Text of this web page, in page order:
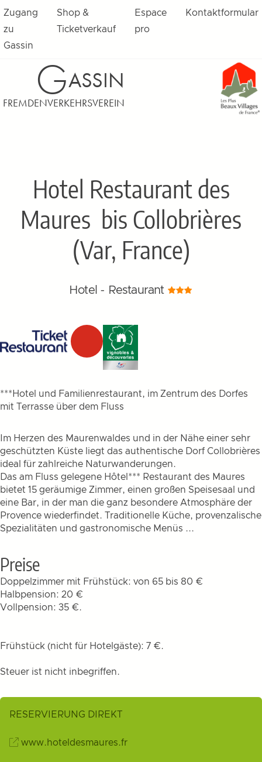
Zugang
zu
Gassin
Shop &
Ticketverkauf
Espace
pro
Kontaktformular
GASSIN
FREMDENVERKEHRSVEREIN
Hotel Restaurant des
Maures bis Collobrières
(Var, France)
Hotel - Restaurant
***Hotel und Familienrestaurant, im Zentrum des Dorfes
mit Terrasse über dem Fluss
Im Herzen des Maurenwaldes und in der Nähe einer sehr
geschützten Küste liegt das authentische Dorf Collobrières
ideal für zahlreiche Naturwanderungen.
Das am Fluss gelegene Hôtel*** Restaurant des Maures
bietet 15 geräumige Zimmer, einen großen Speisesaal und
eine Bar, in der man die ganz besondere Atmosphäre der
Provence wiederfindet. Traditionelle Küche, provenzalische
Spezialitäten und gastronomische Menüs ...
Preise
Doppelzimmer mit Frühstück: von 65 bis 80 €
Halbpension: 20 €
Vollpension: 35 €.
Frühstück (nicht für Hotelgäste): 7 €.
Steuer ist nicht inbegriffen.
RESERVIERUNG DIREKT
www.hoteldesmaures.fr